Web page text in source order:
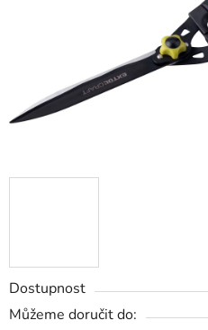
Dostupnost
Můžeme doručit do: